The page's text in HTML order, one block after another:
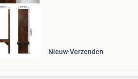
9+ Nieuw Verzenden